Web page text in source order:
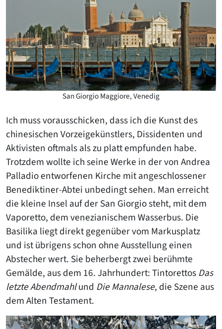
San Giorgio Maggiore, Venedig
Ich muss vorausschicken, dass ich die Kunst des
chinesischen Vorzeigekünstlers, Dissidenten und
Aktivisten oftmals als zu platt empfunden habe.
Trotzdem wollte ich seine Werke in der von Andrea
Palladio entworfenen Kirche mit angeschlossener
Benediktiner-Abtei unbedingt sehen. Man erreicht
die kleine Insel auf der San Giorgio steht, mit dem
Vaporetto, dem venezianischem Wasserbus. Die
Basilika liegt direkt gegenüber vom Markusplatz
und ist übrigens schon ohne Ausstellung einen
Abstecher wert. Sie beherbergt zwei berühmte
Gemälde, aus dem 16. Jahrhundert: TintorettosDas
letzteAbendmahlund DieMannalese, die Szene aus
dem Alten Testament.